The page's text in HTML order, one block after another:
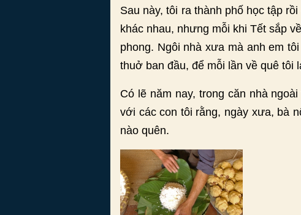
Sau này, tôi ra thành phố học tập
khác nhau, nhưng mỗi khi Tết sắp
phong. Ngôi nhà xưa mà anh em
thuở ban đầu, để mỗi lần về quê
Có lẽ năm nay, trong căn nhà
với các con tôi rằng, ngày xưa, bà
nào quên.